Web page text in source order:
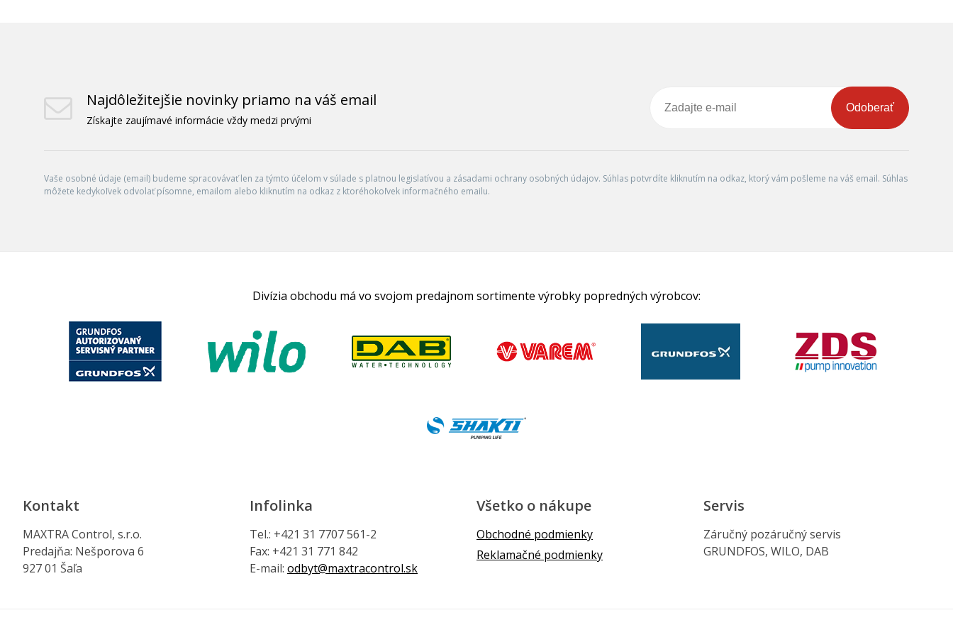
Najdôležitejšie novinky priamo na váš email
Získajte zaujímavé informácie vždy medzi prvými
Odoberať
Vaše osobné údaje (email) budeme spracovávať len za týmto účelom v súlade s platnou legislatívou a zásadami ochrany osobných údajov. Súhlas potvrdíte kliknutím na odkaz, ktorý vám pošleme na váš email. Súhlas
môžete kedykoľvek odvolať písomne, emailom alebo kliknutím na odkaz z ktoréhokoľvek informačného emailu.
Divízia obchodu má vo svojom predajnom sortimente výrobky popredných výrobcov:
Kontakt
MAXTRA Control, s.r.o.
Predajňa: Nešporova 6
927 01 Šaľa
Infolinka
Tel.: +421 31 7707 561-2
Fax: +421 31 771 842
E-mail: odbyt@maxtracontrol.sk
Všetko o nákupe
Obchodné podmienky
Reklamačné podmienky
Servis
Záručný pozáručný servis
GRUNDFOS, WILO, DAB